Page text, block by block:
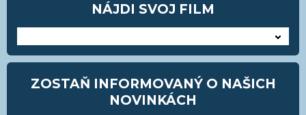
NÁJDI SVOJ FILM
ZOSTAŇ INFORMOVANÝ O NAŠICH
NOVINKÁCH